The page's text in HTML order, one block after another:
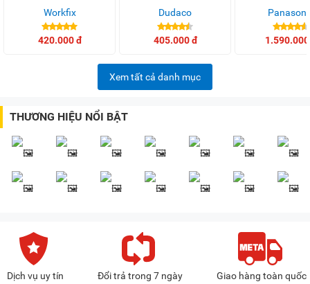
Workfix
420.000 đ
Dudaco
405.000 đ
Xem tất cả danh mục
THƯƠNG HIỆU NỔI BẬT
Dịch vụ uy tín Đổi trả trong 7 ngày Giao hàng toàn quốc